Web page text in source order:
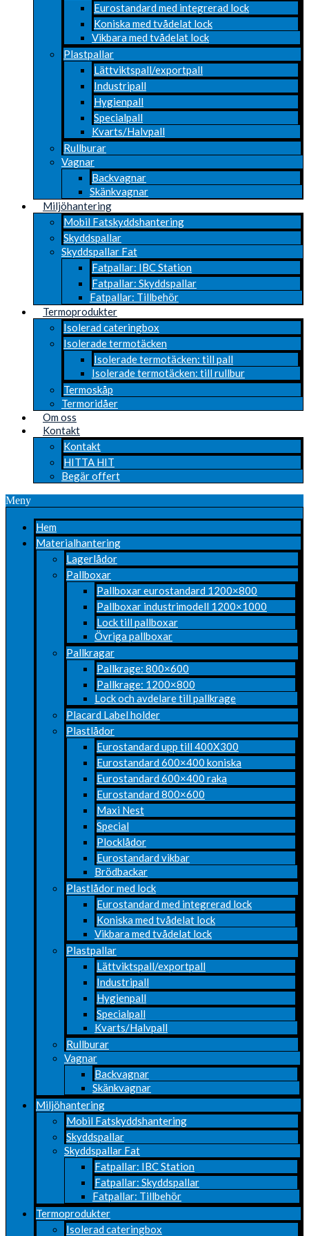
Eurostandard med integrerad lock
Koniska med tvådelat lock
Vikbara med tvådelat lock
Plastpallar
Lättviktspall/exportpall
Industripall
Hygienpall
Specialpall
Kvarts/Halvpall
Rullburar
Vagnar
Backvagnar
Skänkvagnar
Miljöhantering
Mobil Fatskyddshantering
Skyddspallar
Skyddspallar Fat
Fatpallar: IBC Station
Fatpallar: Skyddspallar
Fatpallar: Tillbehör
Termoprodukter
Isolerad cateringbox
Isolerade termotäcken
Isolerade termotäcken: till pall
Isolerade termotäcken: till rullbur
Termoskåp
Termoridåer
Om oss
Kontakt
Kontakt
HITTA HIT
Begär offert
Meny
Hem
Materialhantering
Lagerlådor
Pallboxar
Pallboxar eurostandard 1200×800
Pallboxar industrimodell 1200×1000
Lock till pallboxar
Övriga pallboxar
Pallkragar
Pallkrage: 800×600
Pallkrage: 1200×800
Lock och avdelare till pallkrage
Placard Label holder
Plastlådor
Eurostandard upp till 400X300
Eurostandard 600×400 koniska
Eurostandard 600×400 raka
Eurostandard 800×600
Maxi Nest
Special
Plocklådor
Eurostandard vikbar
Brödbackar
Plastlådor med lock
Eurostandard med integrerad lock
Koniska med tvådelat lock
Vikbara med tvådelat lock
Plastpallar
Lättviktspall/exportpall
Industripall
Hygienpall
Specialpall
Kvarts/Halvpall
Rullburar
Vagnar
Backvagnar
Skänkvagnar
Miljöhantering
Mobil Fatskyddshantering
Skyddspallar
Skyddspallar Fat
Fatpallar: IBC Station
Fatpallar: Skyddspallar
Fatpallar: Tillbehör
Termoprodukter
Isolerad cateringbox